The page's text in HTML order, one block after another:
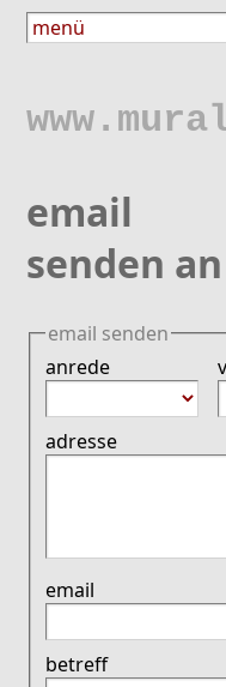
email
senden
email senden
anrede
adresse
email
betreff